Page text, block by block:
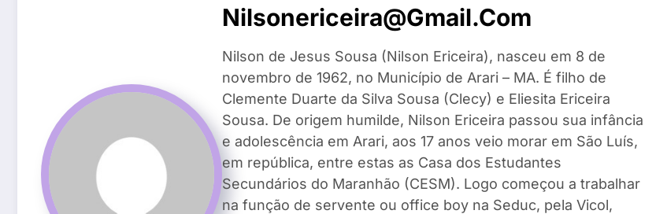
Nilsonericeira@gmail.com
Nilson de Jesus Sousa (Nilson Ericeira), nasceu em 8 de
novembro de 1962, no Município de Arari – MA. É filho de
Clemente Duarte da Silva Sousa (Clecy) e Eliesita Ericeira
Sousa. De origem humilde, Nilson Ericeira passou sua infância
e adolescência em Arari, aos 17 anos veio morar em São Luís,
em república, entre estas as Casa dos Estudantes
Secundários do Maranhão (CESM). Logo começou a trabalhar
na função de servente ou office boy na Seduc, pela Vicol,